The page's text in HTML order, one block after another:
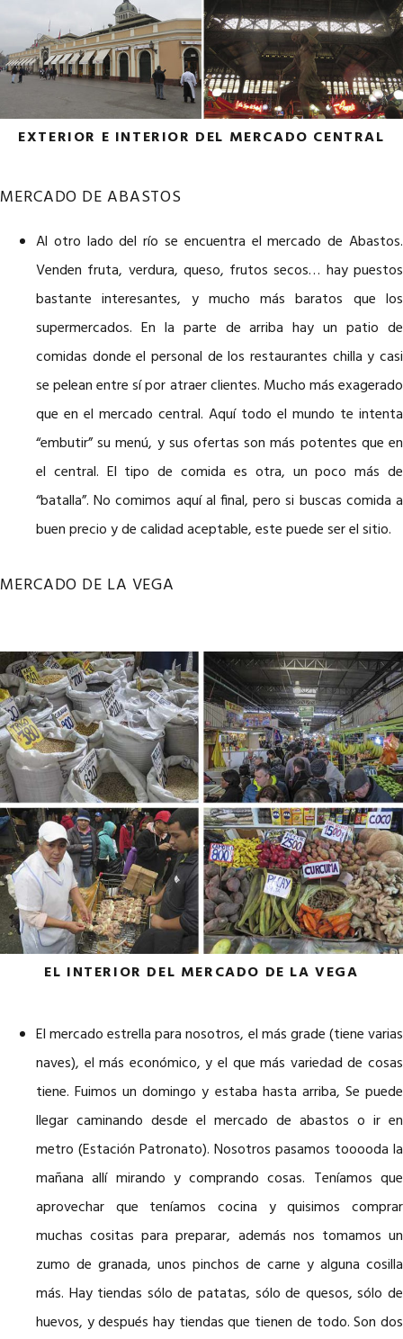
EXTERIOR E INTERIOR DEL MERCADO CENTRAL
MERCADO DE ABASTOS
Al otro lado del río se encuentra el mercado de Abastos.
Venden fruta, verdura, queso, frutos secos… hay puestos
bastante interesantes, y mucho más baratos que los
supermercados. En la parte de arriba hay un patio de
comidas donde el personal de los restaurantes chilla y casi
se pelean entre sí por atraer clientes. Mucho más exagerado
que en el mercado central. Aquí todo el mundo te intenta
“embutir” su menú, y sus ofertas son más potentes que en
el central. El tipo de comida es otra, un poco más de
“batalla”. No comimos aquí al final, pero si buscas comida a
buen precio y de calidad aceptable, este puede ser el sitio.
MERCADO DE LA VEGA
EL INTERIOR DEL MERCADO DE LA VEGA
El mercado estrella para nosotros, el más grade (tiene varias
naves), el más económico, y el que más variedad de cosas
tiene. Fuimos un domingo y estaba hasta arriba, Se puede
llegar caminando desde el mercado de abastos o ir en
metro (Estación Patronato). Nosotros pasamos tooooda la
mañana allí mirando y comprando cosas. Teníamos que
aprovechar que teníamos cocina y quisimos comprar
muchas cositas para preparar, además nos tomamos un
zumo de granada, unos pinchos de carne y alguna cosilla
más. Hay tiendas sólo de patatas, sólo de quesos, sólo de
huevos, y después hay tiendas que tienen de todo. Son dos